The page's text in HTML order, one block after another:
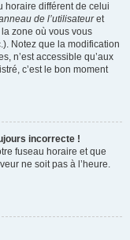
horaire différent de celui
de l’utilisateuret
zone où vous vous
Notez que la modification
n’est accessible qu’aux
c’est le bon moment
incorrecte !
fuseau horaire et que
ne soit pas à l’heure.